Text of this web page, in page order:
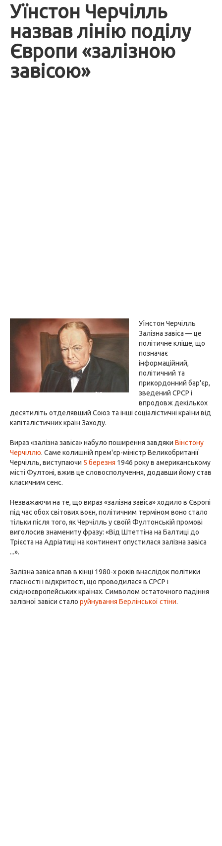
Уїнстон Черчілль
назвав лінію поділу
Європи «залізною
завісою»
Уїнстон Черчілль
Залізна завіса — це
політичне кліше, що
позначає
інформаційний,
політичний та
прикордонний бар'єр,
зведений СРСР і
впродовж декількох
десятиліть отделявший Союз та інші соціалістичні країни від
капіталістичних країн Заходу.
Вираз «залізна завіса» набуло поширення завдяки Вінстону
Черчіллю. Саме колишній прем'єр-міністр Великобританії
Черчілль, виступаючи 5 березня 1946 року в американському
місті Фултоні, вжив це словосполучення, додавши йому став
класичним сенс.
Незважаючи на те, що вираз «залізна завіса» ходило в Європі
під час обох світових воєн, політичним терміном воно стало
тільки після того, як Черчілль у своїй Фултонській промові
виголосив знамениту фразу: «Від Штеттіна на Балтиці до
Трієста на Адріатиці на континент опустилася залізна завіса
...».
Залізна завіса впав в кінці 1980-х років внаслідок політики
гласності і відкритості, що проводилася в СРСР і
східноєвропейських країнах. Символом остаточного падіння
залізної завіси стало руйнування Берлінської стіни.